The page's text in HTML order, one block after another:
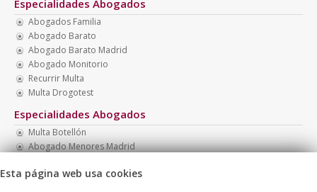
Especialidades Abogados
Abogados Familia
Abogado Barato
Abogado Barato Madrid
Abogado Monitorio
Recurrir Multa
Multa Drogotest
Especialidades Abogados
Multa Botellón
Abogado Menores Madrid
Abogado Menores
Esta página web usa cookies